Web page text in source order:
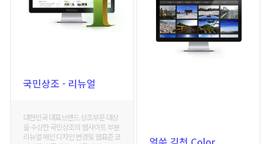
국민상조 - 리뉴얼
대한민국 대표브랜드 상조부문 대상
을 수상한 국민상조의 웹사이트 부분
리뉴얼 메인 디자인 변경및 웹표준 코